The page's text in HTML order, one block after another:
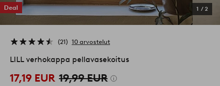
Deal 1 / 2
21 10 arvostelut
LILL verhokappa pellavasekoitus
17,19 EUR 19,99 EUR